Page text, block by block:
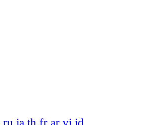
ru ja th fr ar vi id